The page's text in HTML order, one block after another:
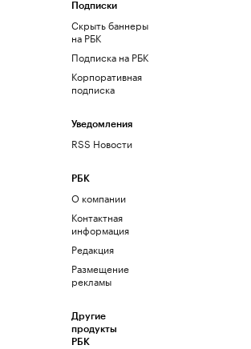
Подписки
Скрыть баннеры
на РБК
Подписка на РБК
Корпоративная
подписка
Уведомления
RSS Новости
РБК
О компании
Контактная
информация
Редакция
Размещение
рекламы
Другие
продукты
РБК